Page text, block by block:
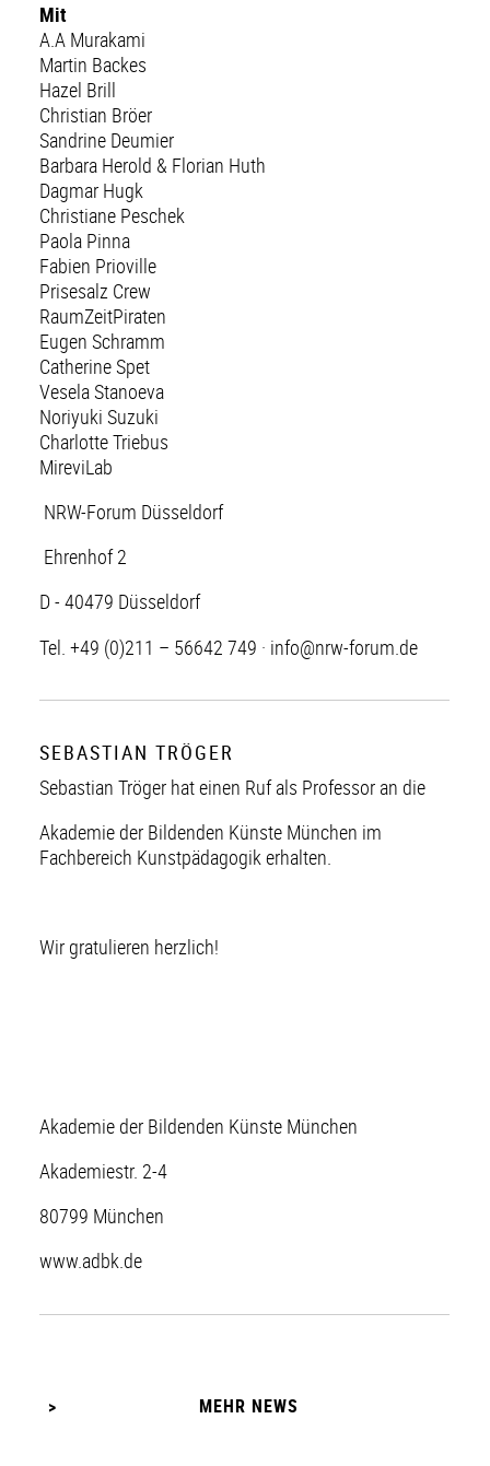
Mit
A.A Murakami
Martin Backes
Hazel Brill
Christian Bröer
Sandrine Deumier
Barbara Herold & Florian Huth
Dagmar Hugk
Christiane Peschek
Paola Pinna
Fabien Prioville
Prisesalz Crew
RaumZeitPiraten
Eugen Schramm
Catherine Spet
Vesela Stanoeva
Noriyuki Suzuki
Charlotte Triebus
MireviLab
NRW-Forum Düsseldorf
Ehrenhof 2
D - 40479 Düsseldorf
Tel. +49 (0)211 – 56642 749 · info@nrw-forum.de
SEBASTIAN TRÖGER
Sebastian Tröger hat einen Ruf als Professor an die
Akademie der Bildenden Künste München im
Fachbereich Kunstpädagogik erhalten.
Wir gratulieren herzlich!
Akademie der Bildenden Künste München
Akademiestr. 2-4
80799 München
www.adbk.de
MEHR NEWS